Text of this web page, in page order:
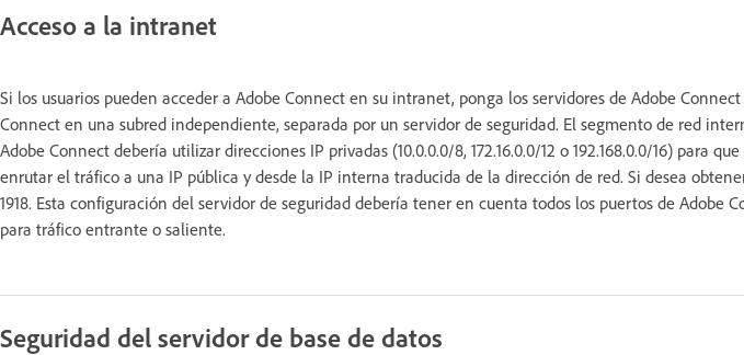
Acceso a la intranet
Si los usuarios pueden acceder a Adobe Connect en su intranet, ponga los servidores de Adobe
Connect en una subred independiente, separada por un servidor de seguridad. El segmento de red
Adobe Connect debería utilizar direcciones IP privadas (10.0.0.0/8, 172.16.0.0/12 o 192.168.0.0/16) para
enrutar el tráfico a una IP pública y desde la IP interna traducida de la dirección de red. Si desea
1918. Esta configuración del servidor de seguridad debería tener en cuenta todos los puertos de Adobe
para tráfico entrante o saliente.
Seguridad del servidor de base de datos